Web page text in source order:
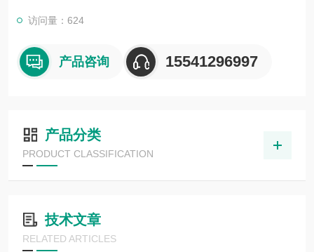
访问量：624
产品咨询 15541296997
产品分类
PRODUCT CLASSIFICATION
技术文章
RELATED ARTICLES